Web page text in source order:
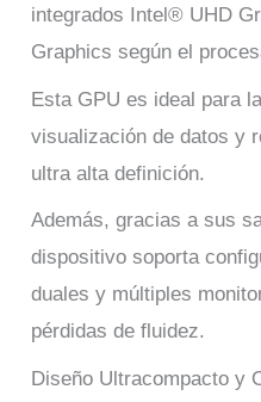
integrados Intel® UHD
Graphics según el
Esta GPU es ideal para
visualización de datos y
ultra alta definición.
Además, gracias a sus
dispositivo soporta
duales y múltiples
pérdidas de fluidez.
Diseño Ultracompacto y